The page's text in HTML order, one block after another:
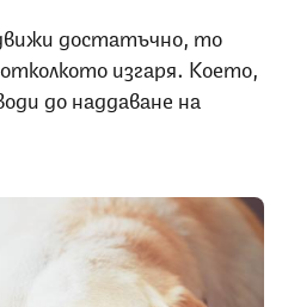
достатъчно, то
изгаря. Което,
до наддаване на